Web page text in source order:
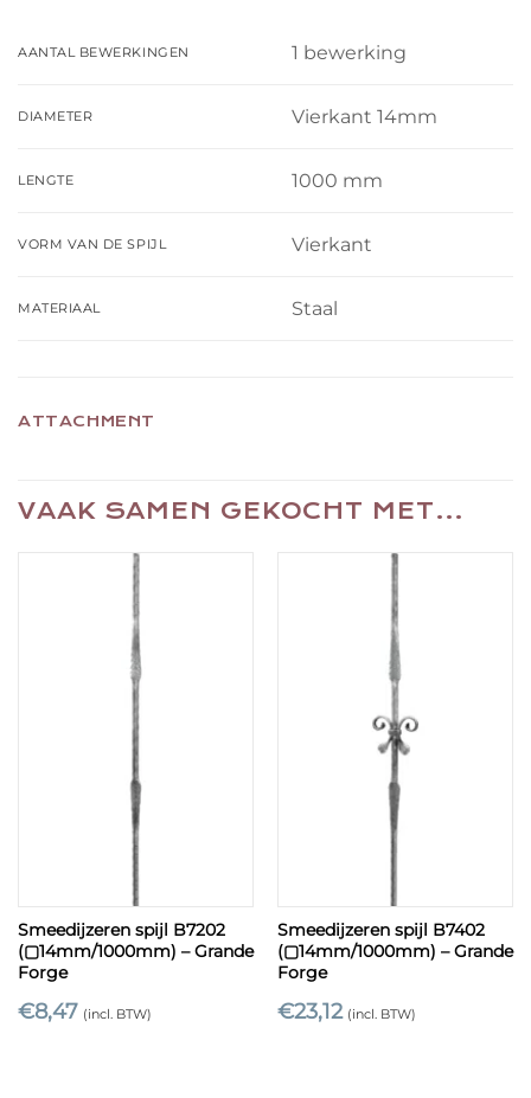
AANTAL BEWERKINGEN 1 bewerking
DIAMETER Vierkant 14mm
LENGTE 1000 mm
VORM VAN DE SPIJL Vierkant
MATERIAAL Staal
ATTACHMENT
VAAK SAMEN GEKOCHT MET…
Smeedijzeren spijl B7202
(▢14mm/1000mm) – Grande
Forge
€8,47 (incl. BTW)
Smeedijzeren spijl B7402
(▢14mm/1000mm) – Grande
Forge
€23,12 (incl. BTW)